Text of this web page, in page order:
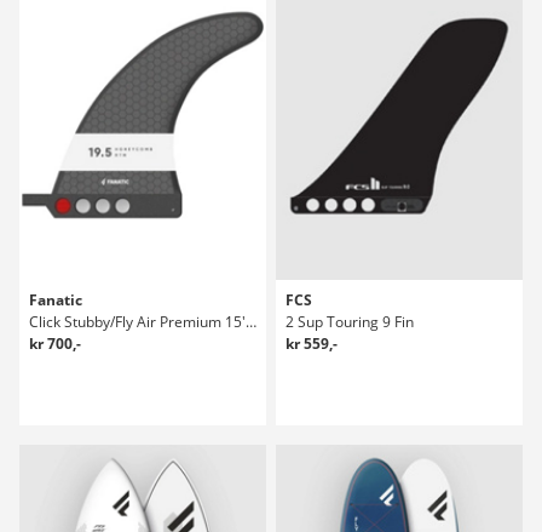
Fanatic
Click Stubby/Fly Air Premium 15'5 SUP Fins
kr 700,-
FCS
2 Sup Touring 9 Fin
kr 559,-